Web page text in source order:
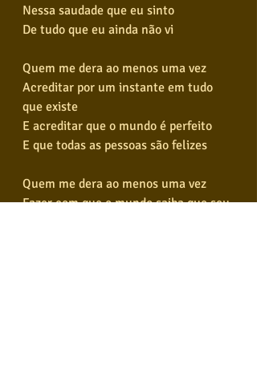
Nessa saudade que eu sinto
De tudo que eu ainda não vi
Quem me dera ao menos uma vez
Acreditar por um instante em tudo
que existe
E acreditar que o mundo é perfeito
E que todas as pessoas são felizes
Quem me dera ao menos uma vez
Fazer com que o mundo saiba que seu